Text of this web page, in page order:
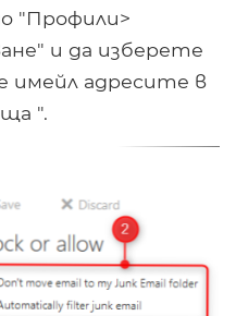
"Профили>
и да изберете
адресите в
".